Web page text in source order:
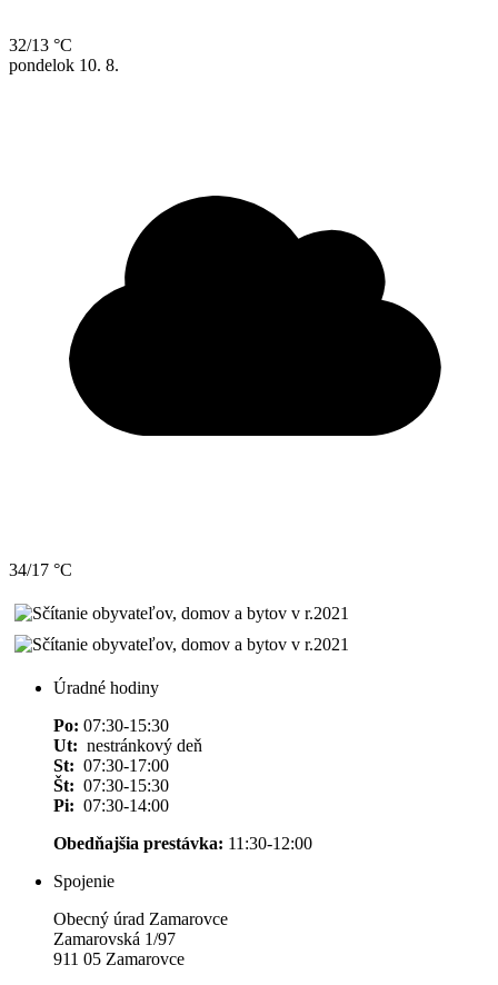
32/13 °C
pondelok 10. 8.
34/17 °C
Úradné hodiny
Po: 07:30-15:30
Ut: nestránkový deň
St: 07:30-17:00
Št: 07:30-15:30
Pi: 07:30-14:00
Obedňajšia prestávka: 11:30-12:00
Spojenie
Obecný úrad Zamarovce
Zamarovská 1/97
911 05 Zamarovce